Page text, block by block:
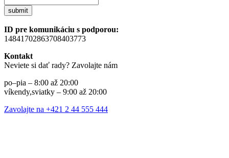
submit
ID pre komunikáciu s podporou:
14841702863708403773
Kontakt
Neviete si dať rady? Zavolajte nám
po–pia – 8:00 až 20:00
víkendy,sviatky – 9:00 až 20:00
Zavolajte na +421 2 44 555 444